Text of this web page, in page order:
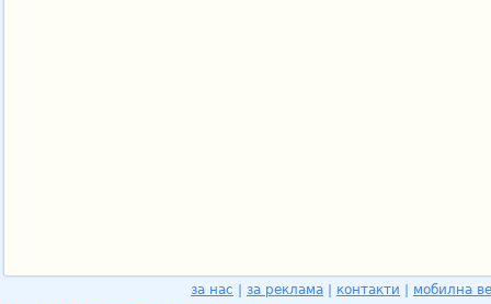
за нас за реклама контакти
мобилна